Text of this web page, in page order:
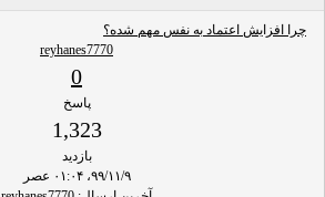
چرا افزایش اعتماد به نفس مهم شده؟
reyhanes7770
0
پاسخ
1,323
بازدید
۹۹/۱۱/۹، ۰۱:۰۴ عصر